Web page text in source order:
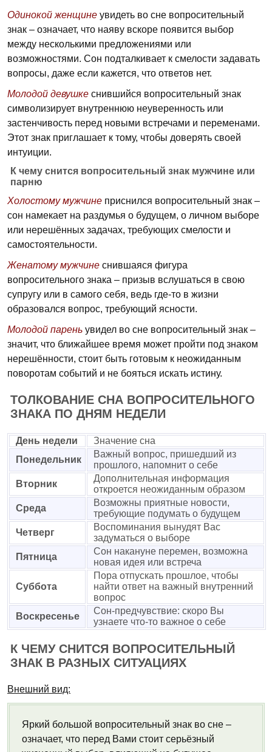
Одинокой женщине увидеть во сне вопросительный
знак – означает, что наяву вскоре появится выбор
между несколькими предложениями или
возможностями. Сон подталкивает к смелости задавать
вопросы, даже если кажется, что ответов нет.
Молодой девушке снившийся вопросительный знак
символизирует внутреннюю неуверенность или
застенчивость перед новыми встречами и переменами.
Этот знак приглашает к тому, чтобы доверять своей
интуиции.
К чему снится вопросительный знак мужчине или
парню
Холостому мужчине приснился вопросительный знак –
сон намекает на раздумья о будущем, о личном выборе
или нерешённых задачах, требующих смелости и
самостоятельности.
Женатому мужчине снившаяся фигура
вопросительного знака – призыв вслушаться в свою
супругу или в самого себя, ведь где-то в жизни
образовался вопрос, требующий ясности.
Молодой парень увидел во сне вопросительный знак –
значит, что ближайшее время может пройти под знаком
нерешённости, стоит быть готовым к неожиданным
поворотам событий и не бояться искать истину.
ТОЛКОВАНИЕ СНА ВОПРОСИТЕЛЬНОГО
ЗНАКА ПО ДНЯМ НЕДЕЛИ
День недели
Значение сна
Понедельник
Важный вопрос, пришедший из
прошлого, напомнит о себе
Вторник
Дополнительная информация
откроется неожиданным образом
Среда
Возможны приятные новости,
требующие подумать о будущем
Четверг
Воспоминания вынудят Вас
задуматься о выборе
Пятница
Сон накануне перемен, возможна
новая идея или встреча
Суббота
Пора отпускать прошлое, чтобы
найти ответ на важный внутренний
вопрос
Воскресенье
Сон-предчувствие: скоро Вы
узнаете что-то важное о себе
К ЧЕМУ СНИТСЯ ВОПРОСИТЕЛЬНЫЙ
ЗНАК В РАЗНЫХ СИТУАЦИЯХ
Внешний вид:
Яркий большой вопросительный знак во сне –
означает, что перед Вами стоит серьёзный